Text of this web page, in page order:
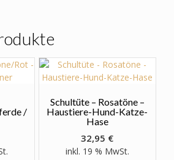
Optionen
können
auf
der
Produktseite
werden
/
Schultüte – Rosatöne –
Haustiere-Hund-Katze-
Hase
32,95 €
inkl. 19 % MwSt.